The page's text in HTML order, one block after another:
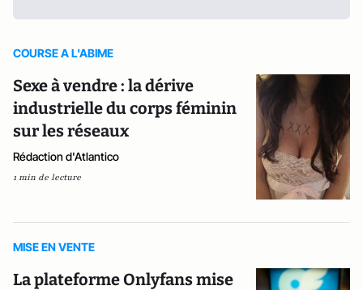
COURSE A L'ABIME
Sexe à vendre : la dérive
industrielle du corps féminin
sur les réseaux
Rédaction d'Atlantico
1 min de lecture
MISE EN VENTE
La plateforme Onlyfans mise